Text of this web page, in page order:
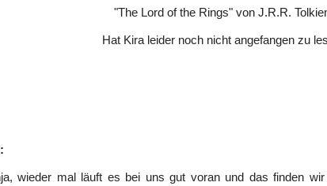
"The Lord of the Rings" von J.R.R.
Hat Kira leider noch nicht angefangen zu
wieder mal läuft es bei uns gut voran und das finden